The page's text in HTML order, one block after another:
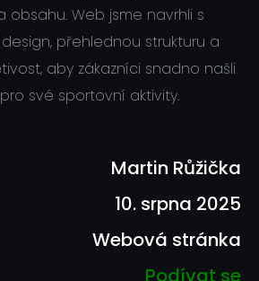
obsahu. Web jsme navrhli s
přehlednou strukturu a
aby zákazníci snadno našli
své sportovní aktivity.
Martin Růžička
10. srpna 2025
Webová stránka